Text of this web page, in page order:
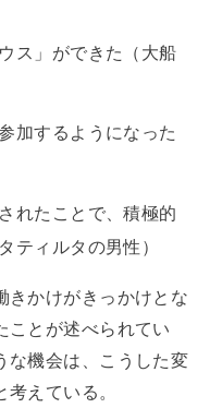
ス」ができた（大船
加するようになった
れたことで、積極的
ティルタの男性）
きかけがきっかけとな
ことが述べられてい
な機会は、こうした変
えている。